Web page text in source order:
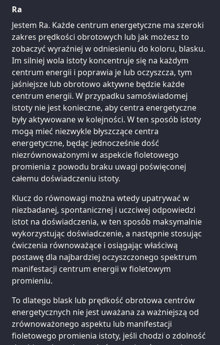
Ra
Jestem Ra. Każde centrum energetyczne ma szeroki
zakres prędkości obrotowych lub jak możesz to
zobaczyć wyraźniej w odniesieniu do koloru, blasku.
Im silniej wola istoty koncentruje się na każdym
centrum energii i poprawia je lub oczyszcza, tym
jaśniejsze lub obrotowo aktywne będzie każde
centrum energii. W przypadku samoświadomej
istoty nie jest konieczne, aby centra energetyczne
były aktywowane w kolejności. W ten sposób istoty
mogą mieć niezwykle błyszczące centra
energetyczne, będąc jednocześnie dość
niezrównoważonymi w aspekcie fioletowego
promienia z powodu braku uwagi poświęconej
całemu doświadczeniu istoty.
Klucz do równowagi można wtedy upatrywać w
niezbadanej, spontanicznej i uczciwej odpowiedzi
istot na doświadczenia, w ten sposób maksymalnie
wykorzystując doświadczenie, a następnie stosując
ćwiczenia równoważące i osiągając właściwą
postawę dla najbardziej oczyszczonego spektrum
manifestacji centrum energii w fioletowym
promieniu.
To dlatego blask lub prędkość obrotowa centrów
energetycznych nie jest uważana za ważniejszą od
zrównoważonego aspektu lub manifestacji
fioletowego promienia istoty, jeśli chodzi o zdolność